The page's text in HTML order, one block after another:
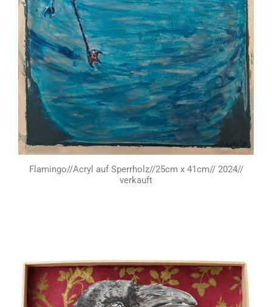
Flamingo//Acryl auf Sperrholz//25cm x 41cm// 2024//
verkauft